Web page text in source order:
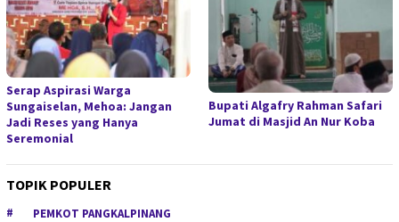
Serap Aspirasi Warga
Sungaiselan, Mehoa: Jangan
Jadi Reses yang Hanya
Seremonial
Bupati Algafry Rahman Safari
Jumat di Masjid An Nur Koba
TOPIK POPULER
PEMKOT PANGKALPINANG